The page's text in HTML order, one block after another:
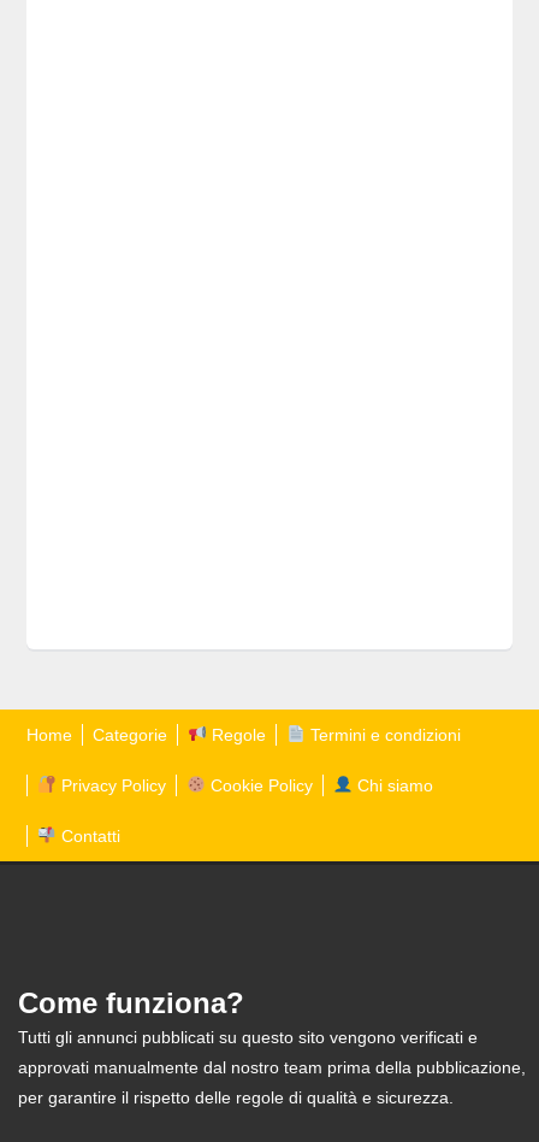
Home Categorie Regole Termini e condizioni
Privacy Policy Cookie Policy Chi siamo
Contatti
Come funziona?
Tutti gli annunci pubblicati su questo sito vengono verificati e
approvati manualmente dal nostro team prima della pubblicazione,
per garantire il rispetto delle regole di qualità e sicurezza.